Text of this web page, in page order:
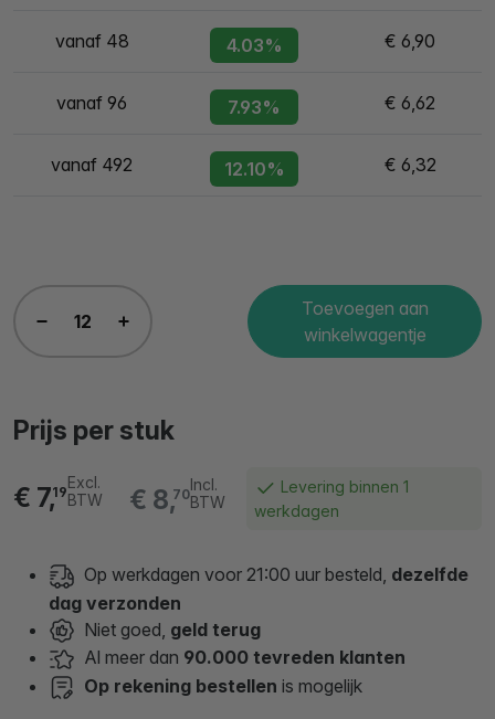
vanaf 48 4.03% € 6,90
vanaf 96 7.93% € 6,62
vanaf 492 12.10% € 6,32
Toevoegen aan
winkelwagentje
Prijs per stuk
€ 8,70
Incl.
BTW
€ 7,19
Excl.
BTW
Levering binnen 1
werkdagen
Op werkdagen voor 21:00 uur besteld, dezelfde
dag verzonden
Niet goed, geld terug
Al meer dan 90.000 tevreden klanten
Op rekening bestellen is mogelijk